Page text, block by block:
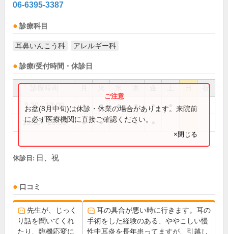
06-6395-3387
診療科目
耳鼻いんこう科 アレルギー科
診療/受付時間・休診日
祝
9:30～13:00 ● ● ● ● ●
16:30～20:00 ● ● ●
お盆(8月中旬)は休診・休業の場合があります。来院前
に必ず医療機関に直接ご確認ください。
×閉じる
休診日: 日、祝
口コミ
先生が、じっく
り話を聞いてくれ
たり、臨機応変に
耳の具合が悪い時に行きます。耳の
手術をした経験のある、ややこしい慢
性中耳炎を長年患ってますが、引越し